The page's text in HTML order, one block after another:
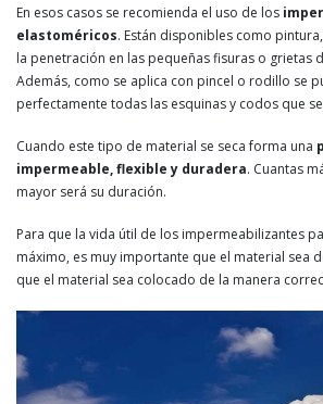
En esos casos se recomienda el uso de los
elastoméricos. Están disponibles como
la penetración en las pequeñas fisuras o grietas
Además, como se aplica con pincel o rodillo se
perfectamente todas las esquinas y codos que
Cuando este tipo de material se seca forma una
impermeable, flexible y duradera. Cuantas
mayor será su duración.
Para que la vida útil de los impermeabilizantes
máximo, es muy importante que el material sea
que el material sea colocado de la manera